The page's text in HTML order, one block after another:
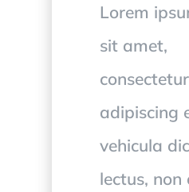
Lorem
sit amet,
consectetur
adipiscing
vehicula
lectus, non